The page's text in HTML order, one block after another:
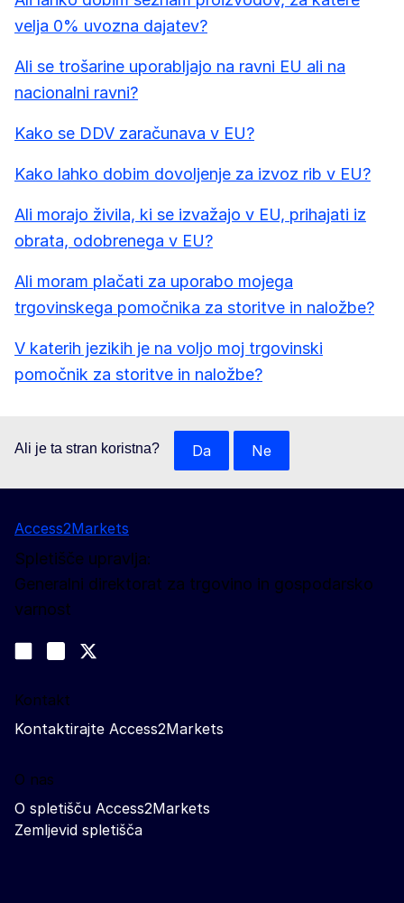
velja 0% uvozna dajatev?
Ali se trošarine uporabljajo na ravni EU ali na
nacionalni ravni?
Kako se DDV zaračunava v EU?
Kako lahko dobim dovoljenje za izvoz rib v EU?
Ali morajo živila, ki se izvažajo v EU, prihajati iz
obrata, odobrenega v EU?
Ali moram plačati za uporabo mojega
trgovinskega pomočnika za storitve in naložbe?
V katerih jezikih je na voljo moj trgovinski
pomočnik za storitve in naložbe?
Ali je ta stran koristna? Da Ne
Access2Markets
Spletišče upravlja:
Generalni direktorat za trgovino in gospodarsko
varnost
Join us on LinkedIn
Trade-Off podcast
Kontakt
Kontaktirajte Access2Markets
O nas
O spletišču Access2Markets
Zemljevid spletišča